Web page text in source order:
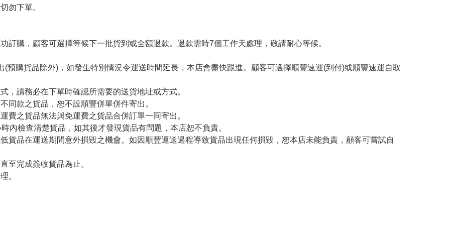
勿下單。
購，顧客可選擇等候下一批貨到或全額退款。退款需時7個工作天處理，敬請耐心等候。
購貨品除外)，如發生特別情況令運送時間延長，本店會盡快跟進。顧客可選擇順豐速運(到付)或順豐速運自取
請務必在下單時確認所需要的送貨地址或方式。
款之貨品，恕不設順豐併單併件寄出。
之貨品無法與免運費之貨品合併訂單一同寄出。
檢查清楚貨品，如其後才發現貨品有問題，本店恕不負責。
品在運送期間意外損毀之機會。如因順豐運送過程導致貨品出現任何損毀，恕本店未能負責，顧客可嘗試自
完成簽收貨品為止。
。